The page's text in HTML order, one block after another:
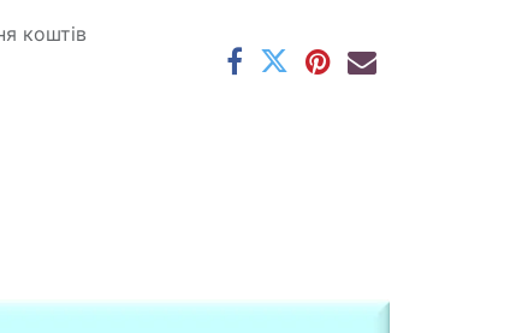
коштів